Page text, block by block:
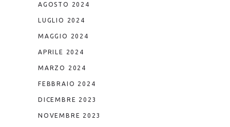
AGOSTO 2024
LUGLIO 2024
MAGGIO 2024
APRILE 2024
MARZO 2024
FEBBRAIO 2024
DICEMBRE 2023
NOVEMBRE 2023